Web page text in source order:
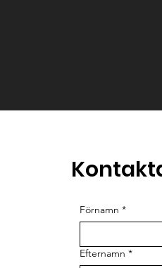
Förnamn *
Efternamn *